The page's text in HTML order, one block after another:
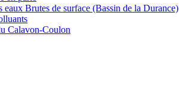
eaux Brutes de surface (Bassin de la Durance)
Calavon-Coulon